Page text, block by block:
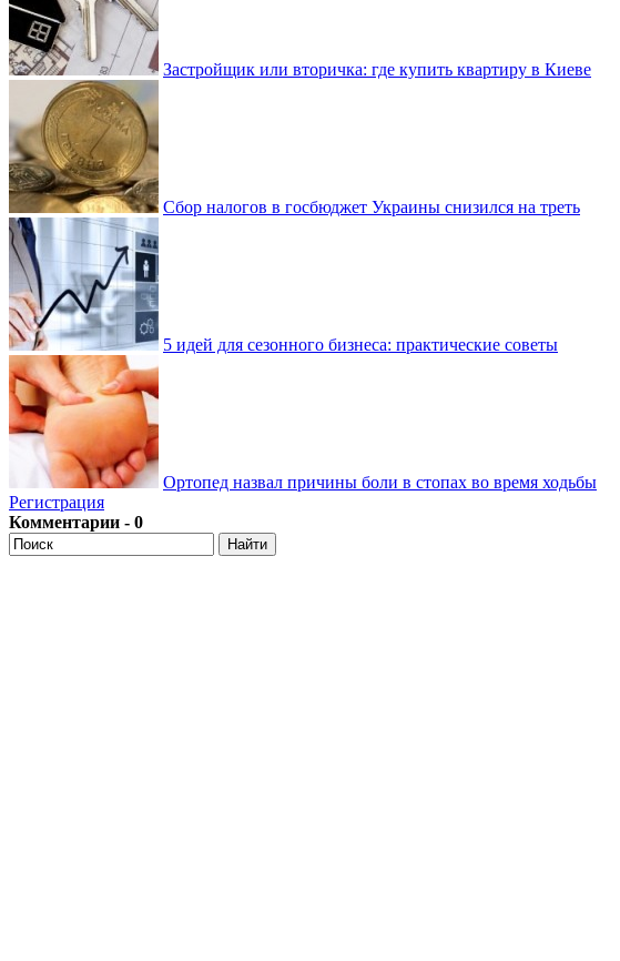
Застройщик или вторичка: где купить квартиру в Киеве
Сбор налогов в госбюджет Украины снизился на треть
5 идей для сезонного бизнеса: практические советы
Ортопед назвал причины боли в стопах во время ходьбы
Регистрация
Комментарии - 0